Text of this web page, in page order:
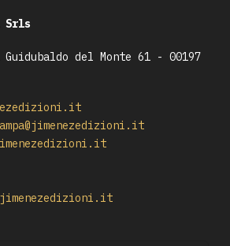
Srls
del Monte 61 - 00197